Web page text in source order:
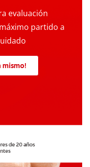
evaluación
partido a
mismo!